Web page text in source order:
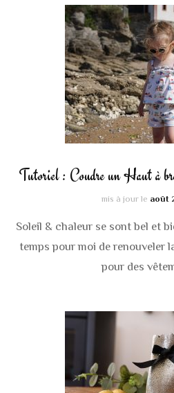
Tutoriel : Coudre un Haut à
mis à jour le août
Soleil & chaleur se sont bel et
temps pour moi de renouveler
pour des